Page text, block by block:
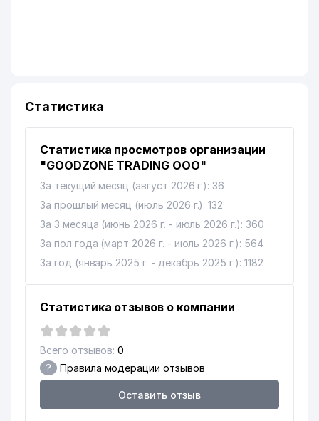
Статистика
Статистика просмотров организации
"GOODZONE TRADING ООО"
За текущий месяц (август 2026 г.): 36
За прошлый месяц (июль 2026 г.): 132
За 3 месяца (июнь 2026 г. - июль 2026 г.): 360
За пол года (март 2026 г. - июль 2026 г.): 564
За год (январь 2025 г. - декабрь 2025 г.): 1182
Статистика отзывов о компании
Всего отзывов: 0
? Правила модерации отзывов
Оставить отзыв